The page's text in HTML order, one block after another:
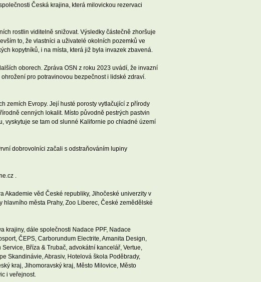
Česká krajina, která milovickou rezervaci
rostlin viditelně snižovat. Výsledky částečně zhoršuje
to, že vlastníci a uživatelé okolních pozemků ve
kopytníků, i na místa, která již byla invazek zbavená.
oborech. Zpráva OSN z roku 2023 uvádí, že invazní
pro potravinovou bezpečnost i lidské zdraví.
zemích Evropy. Její husté porosty vytlačující z přírody
cenných lokalit. Místo původně pestrých pastvin
vyskytuje se tam od slunné Kalifornie po chladné území
dobrovolníci začali s odstraňováním lupiny
.
věd České republiky, Jihočeské univerzity v
města Prahy, Zoo Liberec, České zemědělské
krajiny, dále společnosti Nadace PPF, Nadace
ČEPS, Carborundum Electrite, Amanita Design,
Bříza & Trubač, advokátní kancelář, Vertue,
Skandinávie, Abrasiv, Hotelová škola Poděbrady,
kraj, Jihomoravský kraj, Město Milovice, Město
i veřejnost.